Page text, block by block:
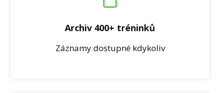
Archiv 400+ tréninků
Záznamy dostupné kdykoliv